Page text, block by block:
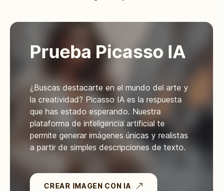
Prueba Picasso IA
¿Buscas destacarte en el mundo del arte y
la creatividad? Picasso IA es la respuesta
que has estado esperando. Nuestra
plataforma de inteligencia artificial te
permite generar imágenes únicas y realistas
a partir de simples descripciones de texto.
CREAR IMAGEN CON IA